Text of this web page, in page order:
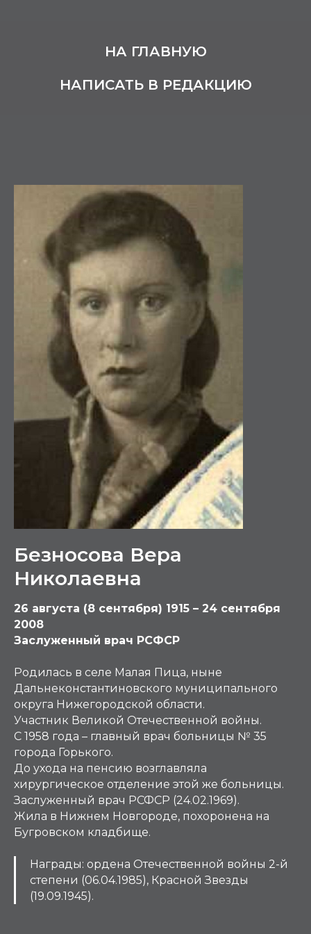
НА ГЛАВНУЮ
НАПИСАТЬ В РЕДАКЦИЮ
Безносова Вера
Николаевна
26 августа (8 сентября) 1915 – 24 сентября
2008
Заслуженный врач РСФСР
Родилась в селе Малая Пица, ныне
Дальнеконстантиновского муниципального
округа Нижегородской области.
Участник Великой Отечественной войны.
С 1958 года – главный врач больницы № 35
города Горького.
До ухода на пенсию возглавляла
хирургическое отделение этой же больницы.
Заслуженный врач РСФСР (24.02.1969).
Жила в Нижнем Новгороде, похоронена на
Бугровском кладбище.
Награды: ордена Отечественной войны 2-й
степени (06.04.1985), Красной Звезды
(19.09.1945).